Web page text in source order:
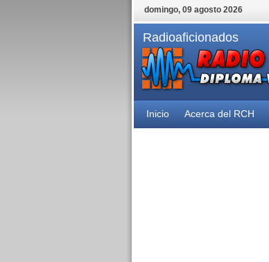
domingo, 09 agosto 2026
Radioaficionados
Inicio Acerca del RCH